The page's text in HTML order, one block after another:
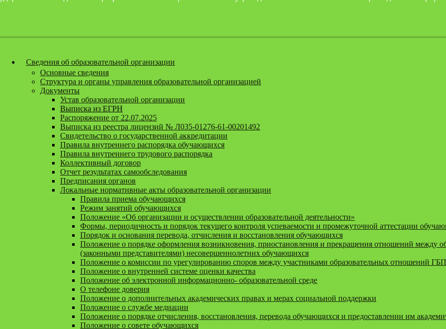
Перейти к содержанию
Сведения об образовательной организации
Основные сведения
Структура и органы управления образовательной организацией
Документы
Устав образовательной организации
Выписка из ЕГРН
Распоряжение от 22.07.2025
Выписка из реестра лицензий № Л035-01276-61-00201492
Свидетельство о государственной аккредитации
Правила внутреннего распорядка обучающихся
Правила внутреннего трудового распорядка
Коллективный договор
Отчет результатах самообследования
Предписания органов
Локальные нормативные акты образовательной организации
Правила приема обучающихся
Режим занятий обучающихся
Положение «Об организации и осуществлении образовательной деятельности»
Формы, периодичность и порядок текущего контроля успеваемости и промежуточной аттестации
Порядок и основания перевода, отчисления и восстановления обучающихся
Положение о порядке оформления возникновения, приостановления и прекращения отношений между
(законными представителями) несовершеннолетних обучающихся
Положение о комиссии по урегулированию споров между участниками образовательных отношений
Положение о внутренней системе оценки качества
Положение об электронной информационно- образовательной среде
О телефоне доверия
Положение о дополнительных академических правах и мерах социальной поддержки
Положение о службе медиации
Положение о порядке отчисления, восстановления, перевода обучающихся и предоставлении им
Положение о совете обучающихся